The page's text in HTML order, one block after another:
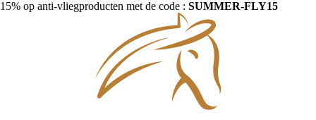
15% op anti-vliegproducten met de code : SUMMER-FLY15